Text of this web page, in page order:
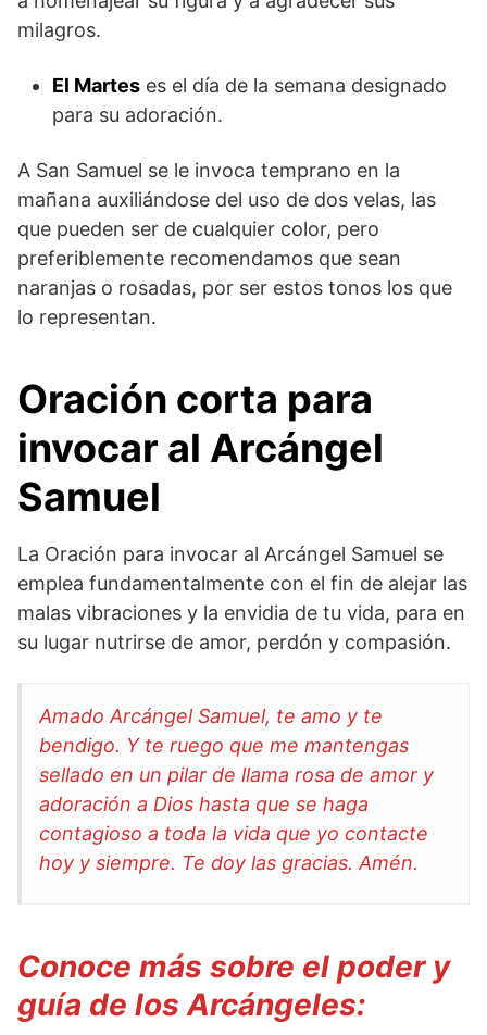
milagros.
El Martes es el día de la semana designado
para su adoración.
A San Samuel se le invoca temprano en la
mañana auxiliándose del uso de dos velas, las
que pueden ser de cualquier color, pero
preferiblemente recomendamos que sean
naranjas o rosadas, por ser estos tonos los que
lo representan.
Oración corta para
invocar al Arcángel
Samuel
La Oración para invocar al Arcángel Samuel se
emplea fundamentalmente con el fin de alejar las
malas vibraciones y la envidia de tu vida, para en
su lugar nutrirse de amor, perdón y compasión.
Amado Arcángel Samuel, te amo y te
bendigo. Y te ruego que me mantengas
sellado en un pilar de llama rosa de amor y
adoración a Dios hasta que se haga
contagioso a toda la vida que yo contacte
hoy y siempre. Te doy las gracias. Amén.
Conoce más sobre el poder y
guía de los Arcángeles: